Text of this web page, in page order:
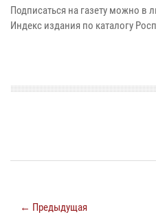
Подписаться на газету можно в
Индекс издания по каталогу
← Предыдущая